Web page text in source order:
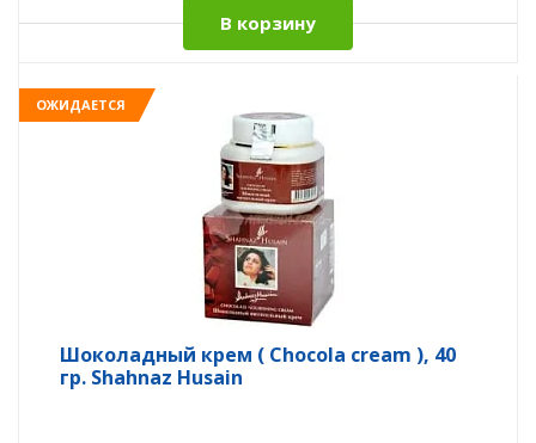
В корзину
ОЖИДАЕТСЯ
Шоколадный крем ( Chocola cream ), 40
гр. Shahnaz Husain